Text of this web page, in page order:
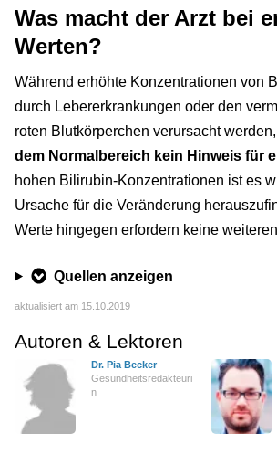
Was macht der Arzt bei
Werten?
Während erhöhte Konzentrationen von
durch Lebererkrankungen oder den
roten Blutkörperchen verursacht
dem Normalbereich kein Hinweis für
hohen Bilirubin-Konzentrationen ist es
Ursache für die Veränderung
Werte hingegen erfordern keine
Quellen anzeigen
aktualisiert am 15.10.2019
Autoren & Lektoren
Dr. Pia Becker
Gesundheitsredakteuri
n